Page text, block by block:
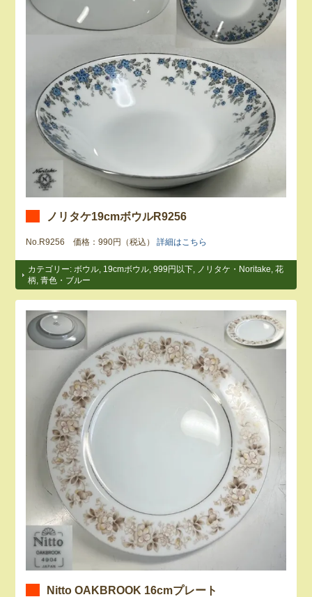
ノリタケ19cmボウルR9256
No.R9256 価格：990円（税込）詳細はこちら
カテゴリー: ボウル 19cmボウル ,999円以下 ノリタケ・Noritake ,花
柄 ,青色・ブルー
Nitto OAKBROOK 16cmプレート